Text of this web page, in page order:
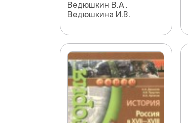
Ведюшкин В.А.,
Ведюшкина И.В.